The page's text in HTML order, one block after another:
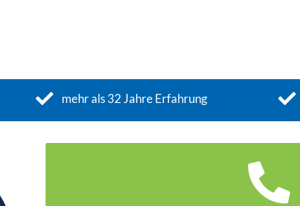
mehr als 32 Jahre Erfahrung
JETZT TERMIN
0551 74077